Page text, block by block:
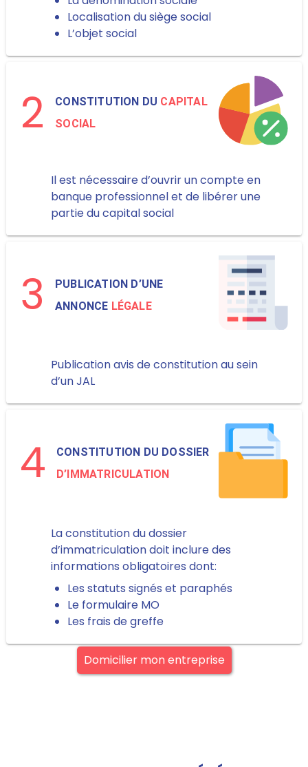
Localisation du siège social
L’objet social
2 CONSTITUTION DU CAPITAL
SOCIAL
Il est nécessaire d’ouvrir un compte en
banque professionnel et de libérer une
partie du capital social
3
PUBLICATION D’UNE
ANNONCE LÉGALE
Publication avis de constitution au sein
d’un JAL
4
CONSTITUTION DU DOSSIER
D’IMMATRICULATION
La constitution du dossier
d’immatriculation doit inclure des
informations obligatoires dont:
Les statuts signés et paraphés
Le formulaire MO
Les frais de greffe
Domicilier mon entreprise